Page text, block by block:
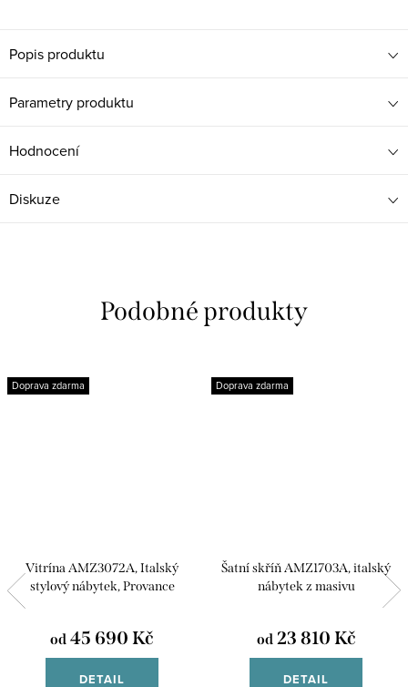
Popis produktu
Parametry produktu
Hodnocení
Diskuze
Doprava zdarma
Vitrína AMZ3072A, Italský
stylový nábytek, Provance
od 45 690 Kč
DETAIL
Doprava zdarma
Šatní skříň AMZ1703A, italský
nábytek z masivu
od23 810 Kč
DETAIL